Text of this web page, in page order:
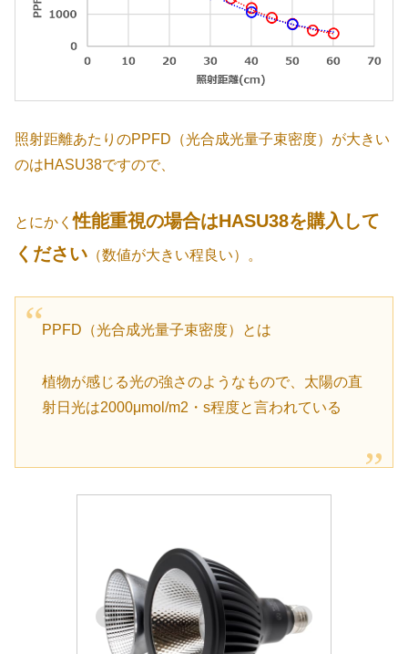
照射距離あたりのPPFD（光合成光量子束密度）が大きい
のはHASU38ですので、
とにかく性能重視の場合はHASU38を購入して
ください （数値が大きい程良い）。
PPFD（光合成光量子束密度）とは
植物が感じる光の強さのようなもので、太陽の直
射日光は2000μmol/m2・s程度と言われている